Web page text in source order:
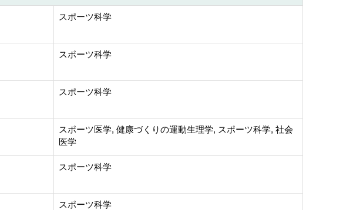
スポーツ科学
スポーツ科学
スポーツ科学
スポーツ医学, 健康づくりの運動生理学, スポーツ科学, 社会
医学
スポーツ科学
スポーツ科学